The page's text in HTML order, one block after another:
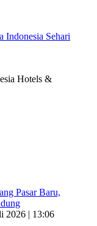
Indonesia Sehari
Hotels &
Pasar Baru,
2026 | 13:06